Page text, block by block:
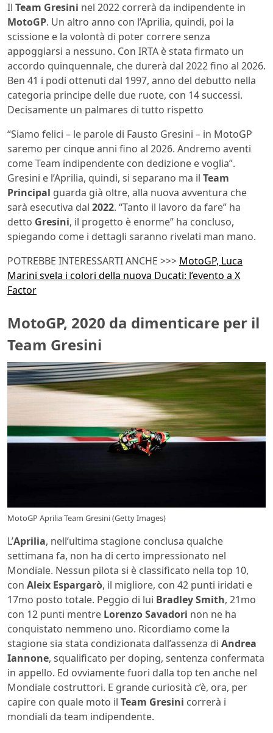
Il Team Gresini nel 2022 correrà da indipendente in
MotoGP. Un altro anno con l’Aprilia, quindi, poi la
scissione e la volontà di poter correre senza
appoggiarsi a nessuno. Con IRTA è stata firmato un
accordo quinquennale, che durerà dal 2022 fino al 2026.
Ben 41 i podi ottenuti dal 1997, anno del debutto nella
categoria principe delle due ruote, con 14 successi.
Decisamente un palmares di tutto rispetto
“Siamo felici – le parole di Fausto Gresini – in MotoGP
saremo per cinque anni fino al 2026. Andremo aventi
come Team indipendente con dedizione e voglia”.
Gresini e l’Aprilia, quindi, si separano ma il Team
Principal guarda già oltre, alla nuova avventura che
sarà esecutiva dal 2022. “Tanto il lavoro da fare” ha
detto Gresini, il progetto è enorme” ha concluso,
spiegando come i dettagli saranno rivelati man mano.
POTREBBE INTERESSARTI ANCHE >>> MotoGP, Luca
Marini svela i colori della nuova Ducati: l’evento a X
Factor
MotoGP, 2020 da dimenticare per il
Team Gresini
MotoGP Aprilia Team Gresini (Getty Images)
L’Aprilia, nell’ultima stagione conclusa qualche
settimana fa, non ha di certo impressionato nel
Mondiale. Nessun pilota si è classificato nella top 10,
con Aleix Espargarò, il migliore, con 42 punti iridati e
17mo posto totale. Peggio di lui Bradley Smith, 21mo
con 12 punti mentre Lorenzo Savadori non ne ha
conquistato nemmeno uno. Ricordiamo come la
stagione sia stata condizionata dall’assenza di Andrea
Iannone, squalificato per doping, sentenza confermata
in appello. Ed ovviamente fuori dalla top ten anche nel
Mondiale costruttori. E grande curiosità c’è, ora, per
capire con quale moto il Team Gresini correrà i
mondiali da team indipendente.